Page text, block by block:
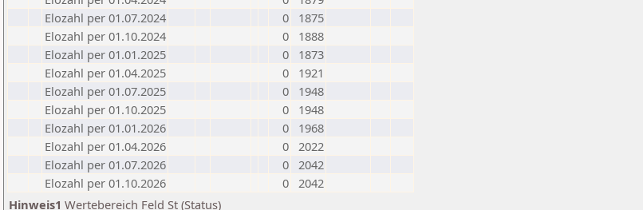
Elozahl per 01.07.2024
0
1875
Elozahl per 01.10.2024
0
1888
Elozahl per 01.01.2025
0
1873
Elozahl per 01.04.2025
0
1921
Elozahl per 01.07.2025
0
1948
Elozahl per 01.10.2025
0
1948
Elozahl per 01.01.2026
0
1968
Elozahl per 01.04.2026
0 2022
Elozahl per 01.07.2026
0 2042
Elozahl per 01.10.2026
0 2042
Hinweis1 Wertebereich Feld St (Status)